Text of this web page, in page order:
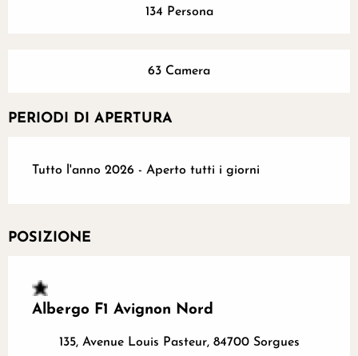
134 Persona
63 Camera
PERIODI DI APERTURA
Tutto l'anno 2026 - Aperto tutti i giorni
POSIZIONE
Albergo F1 Avignon Nord
135, Avenue Louis Pasteur, 84700 Sorgues